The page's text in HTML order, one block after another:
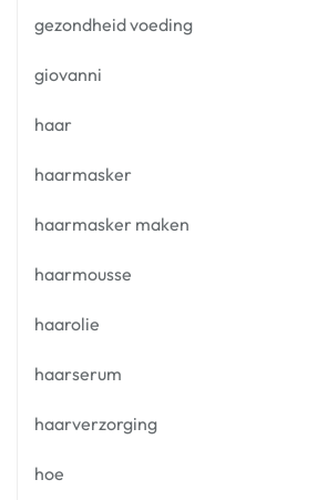
gezondheid voeding
giovanni
haar
haarmasker
haarmasker maken
haarmousse
haarolie
haarserum
haarverzorging
hoe